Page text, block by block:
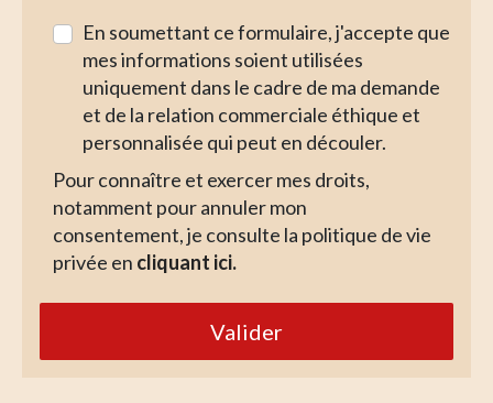
En soumettant ce formulaire, j'accepte que
mes informations soient utilisées
uniquement dans le cadre de ma demande
et de la relation commerciale éthique et
personnalisée qui peut en découler.
Pour connaître et exercer mes droits,
notamment pour annuler mon
consentement, je consulte la politique de vie
privée en cliquant ici.
Valider